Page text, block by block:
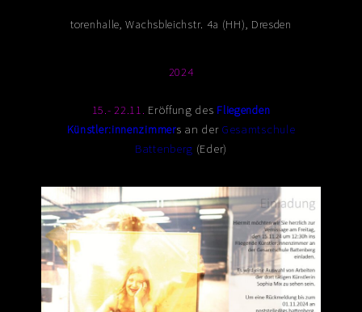
torenhalle, Wachsbleichstr. 4a (HH), Dresden
2024
15.- 22.11. Eröffung des Fliegenden
Künstler:innenzimmers an der Gesamtschule
Battenberg (Eder)